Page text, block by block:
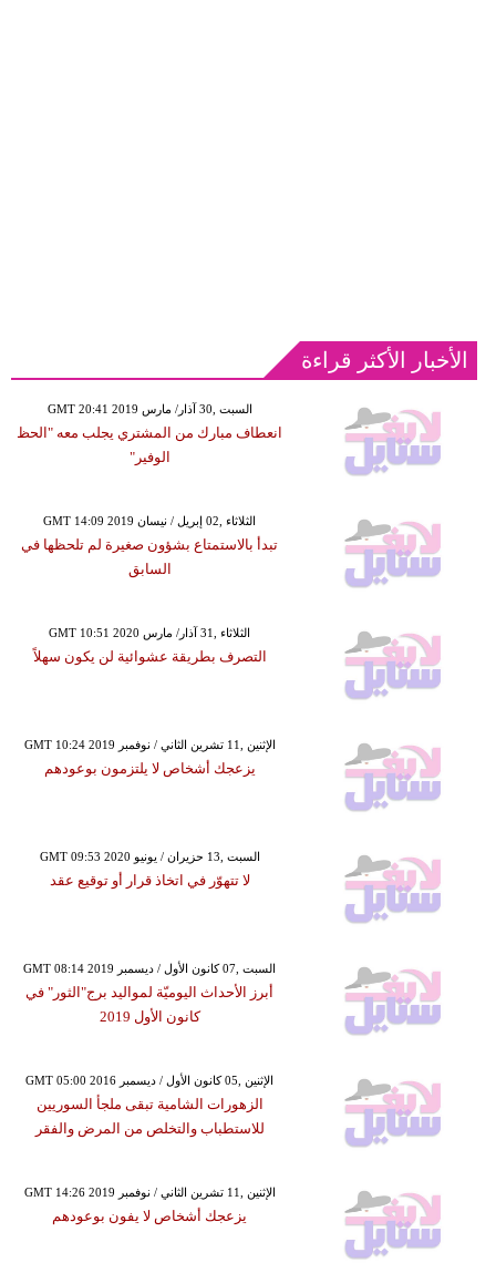
الأخبار الأكثر قراءة
GMT 20:41 2019 السبت ,30 آذار/ مارس
انعطاف مبارك من المشتري يجلب معه "الحظ
الوفير"
GMT 14:09 2019 الثلاثاء ,02 إبريل / نيسان
تبدأ بالاستمتاع بشؤون صغيرة لم تلحظها في
السابق
GMT 10:51 2020 الثلاثاء ,31 آذار/ مارس
التصرف بطريقة عشوائية لن يكون سهلاً
GMT 10:24 2019 الإثنين ,11 تشرين الثاني / نوفمبر
يزعجك أشخاص لا يلتزمون بوعودهم
GMT 09:53 2020 السبت ,13 حزيران / يونيو
لا تتهوّر في اتخاذ قرار أو توقيع عقد
GMT 08:14 2019 السبت ,07 كانون الأول / ديسمبر
أبرز الأحداث اليوميّة لمواليد برج"الثور" في
كانون الأول 2019
GMT 05:00 2016 الإثنين ,05 كانون الأول / ديسمبر
الزهورات الشامية تبقى ملجأ السوريين
للاستطباب والتخلص من المرض والفقر
GMT 14:26 2019 الإثنين ,11 تشرين الثاني / نوفمبر
يزعجك أشخاص لا يفون بوعودهم